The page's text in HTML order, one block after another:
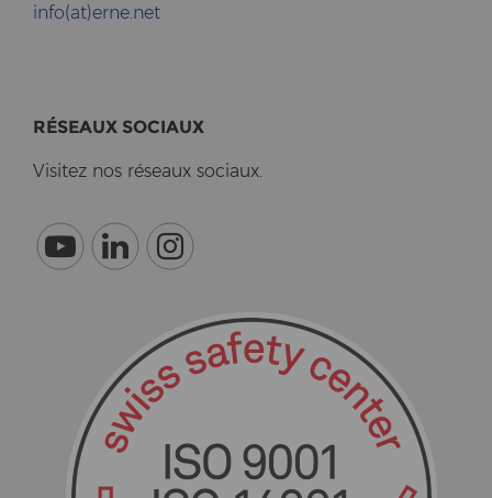
info(at)erne.net
RÉSEAUX SO­CI­AUX
Vi­si­tez nos réseaux so­ci­aux.